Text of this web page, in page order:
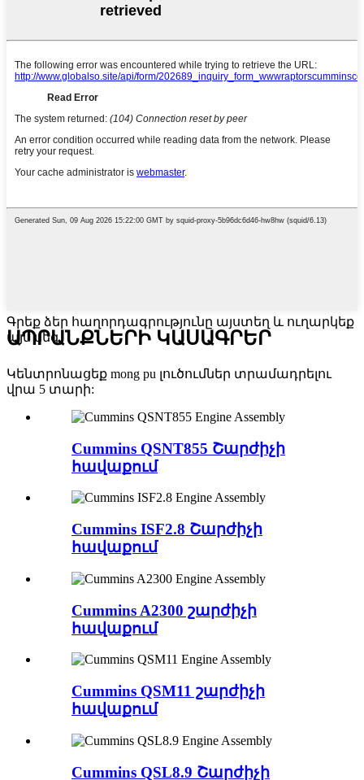
Գրեք ձեր հաղորդագրությունը այստեղ և ուղարկեք
այն մեզ
ԱՊՐԱՆՔՆԵՐԻ ԿԱՍԱԳՐԵՐ
Կենտրոնացեք mong pu լուծումներ տրամադրելու
վրա 5 տարի:
Cummins QSNT855 Շարժիչի
հավաքում
Cummins ISF2.8 Շարժիչի
հավաքում
Cummins A2300 շարժիչի
հավաքում
Cummins QSM11 շարժիչի
հավաքում
Cummins QSL8.9 Շարժիչի